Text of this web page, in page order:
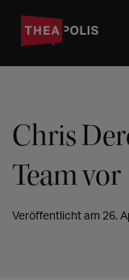
Chris
Team vor
Veröffentlicht am 26.